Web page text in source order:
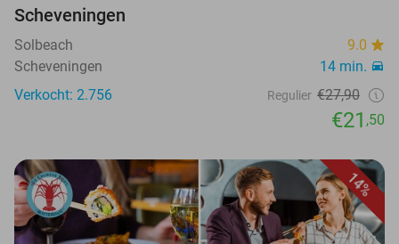
Scheveningen
Solbeach
9.0
Scheveningen
14 min.
Verkocht: 2.756
Regulier €27,90
€21 ,50
14%